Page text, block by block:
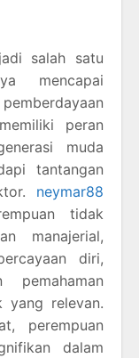
salah satu
mencapai
peran
muda
tantangan
neymar88
tidak
manajerial,
diri,
pemahaman
relevan.
perempuan
dalam